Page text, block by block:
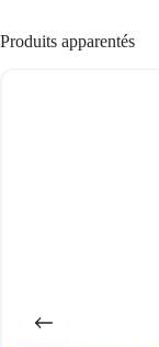
Produits apparentés